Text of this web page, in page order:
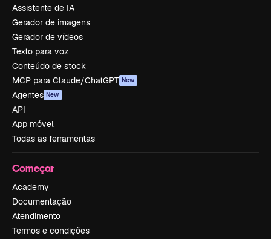
Assistente de IA
Gerador de imagens
Gerador de vídeos
Texto para voz
Conteúdo de stock
MCP para Claude/ChatGPT New
Agentes New
API
App móvel
Todas as ferramentas
Começar
Academy
Documentação
Atendimento
Termos e condições